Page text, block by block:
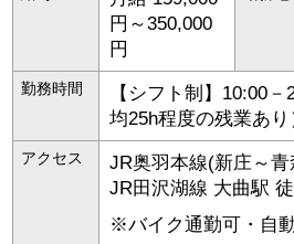
円～350,000
円
勤務時間
【シフト制】10:00
均25h程度の残業あり
アクセス
JR奥羽本線(新庄～
JR田沢湖線 大曲駅
※バイク通勤可・自